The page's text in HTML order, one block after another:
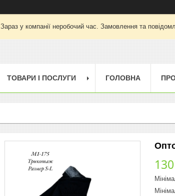
Зараз у компанії неробочий час. Замовлення та
ТОВАРИ І ПОСЛУГИ ГОЛОВНА